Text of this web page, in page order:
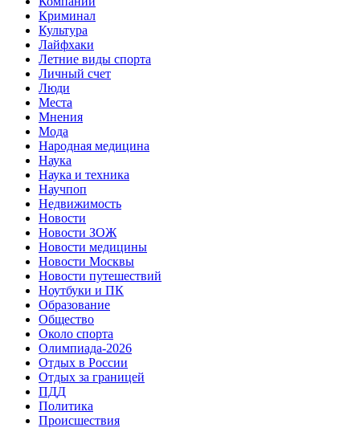
Криминал
Культура
Лайфхаки
Летние виды спорта
Личный счет
Люди
Места
Мнения
Мода
Народная медицина
Наука
Наука и техника
Научпоп
Недвижимость
Новости
Новости ЗОЖ
Новости медицины
Новости Москвы
Новости путешествий
Ноутбуки и ПК
Образование
Общество
Около спорта
Олимпиада-2026
Отдых в России
Отдых за границей
ПДД
Политика
Происшествия